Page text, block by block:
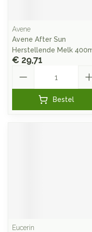
Avene
Avene After Sun
Herstellende Melk
€ 29,71
Bestel
Eucerin